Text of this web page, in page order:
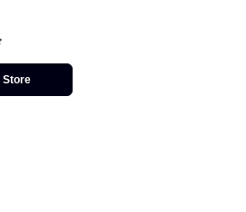
Store